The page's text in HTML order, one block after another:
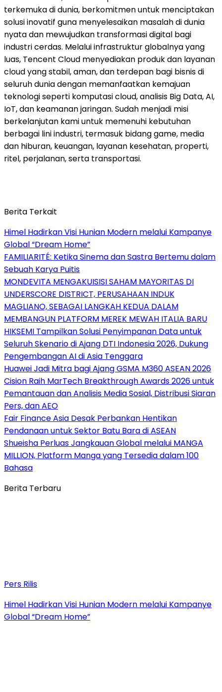
terkemuka di dunia, berkomitmen untuk menciptakan
solusi inovatif guna menyelesaikan masalah di dunia
nyata dan mewujudkan transformasi digital bagi
industri cerdas. Melalui infrastruktur globalnya yang
luas, Tencent Cloud menyediakan produk dan layanan
cloud yang stabil, aman, dan terdepan bagi bisnis di
seluruh dunia dengan memanfaatkan kemajuan
teknologi seperti komputasi cloud, analisis Big Data, AI,
IoT, dan keamanan jaringan. Sudah menjadi misi
berkelanjutan kami untuk memenuhi kebutuhan
berbagai lini industri, termasuk bidang game, media
dan hiburan, keuangan, layanan kesehatan, properti,
ritel, perjalanan, serta transportasi.
Berita Terkait
Himel Hadirkan Visi Hunian Modern melalui Kampanye
Global “Dream Home”
FAMILIARITÉ: Ketika Sinema dan Sastra Bertemu dalam
Sebuah Karya Puitis
MONDEVITA MENGAKUISISI SAHAM MAYORITAS DI
UNDERSCORE DISTRICT, PERUSAHAAN INDUK
MAGLIANO, SEBAGAI LANGKAH KEDUA DALAM
MEMBANGUN PLATFORM MEREK MEWAH ITALIA BARU
HIKSEMI Tampilkan Solusi Penyimpanan Data untuk
Seluruh Skenario di Ajang DTI Indonesia 2026, Dukung
Pengembangan AI di Asia Tenggara
Huawei Jadi Mitra bagi Ajang GSMA M360 ASEAN 2026
Cision Raih MarTech Breakthrough Awards 2026 untuk
Pemantauan dan Analisis Media Sosial, Distribusi Siaran
Pers, dan AEO
Fair Finance Asia Desak Perbankan Hentikan
Pendanaan untuk Sektor Batu Bara di ASEAN
Shueisha Perluas Jangkauan Global melalui MANGA
MILLION, Platform Manga yang Tersedia dalam 100
Bahasa
Berita Terbaru
Pers Rilis
Himel Hadirkan Visi Hunian Modern melalui Kampanye
Global “Dream Home”